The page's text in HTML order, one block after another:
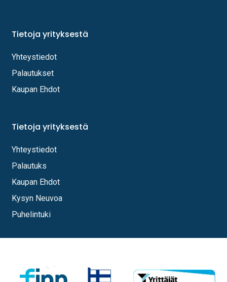
Tietoja yrityksestä
Yhteystiedot
Palautukset
Kaupan Ehdot
Tietoja yrityksestä
Yhteystiedot
Palautuks
Kaupan Ehdot
Kysyn Neuvoa
Puhelintuki